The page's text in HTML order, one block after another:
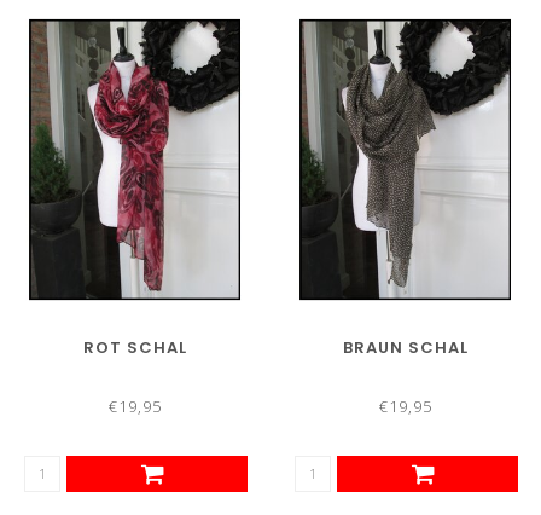
ROT SCHAL
€19,95
BRAUN SCHAL
€19,95